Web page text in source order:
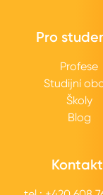
Pro
Profese
Studijní
Školy
Blog